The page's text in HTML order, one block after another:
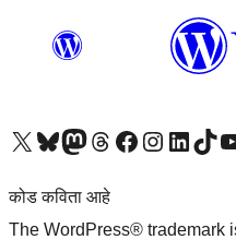
आमच्या X (एक्स) (पूर्वीचे ट्विटर) खात्याला भेट द्या आमच्या ब्लूस्की खात्याला भेट द्या.आमच्या Mastodon खात्याला भेट द्या.आमच्या थ्रेड्स खात्याला भेट द्या. आमच्या फेसबुक पेजला भेट द्या आमच्या इंस्टाग्राम खात्याला भेट द्या आमच्या लिंक्डइन खात्याला भेट द्या आमच्या टिकटॉक अकाउंटला भेट द्या.आमच्या यूट्यूब
कोड कविता आहे
The WordPress® trademark